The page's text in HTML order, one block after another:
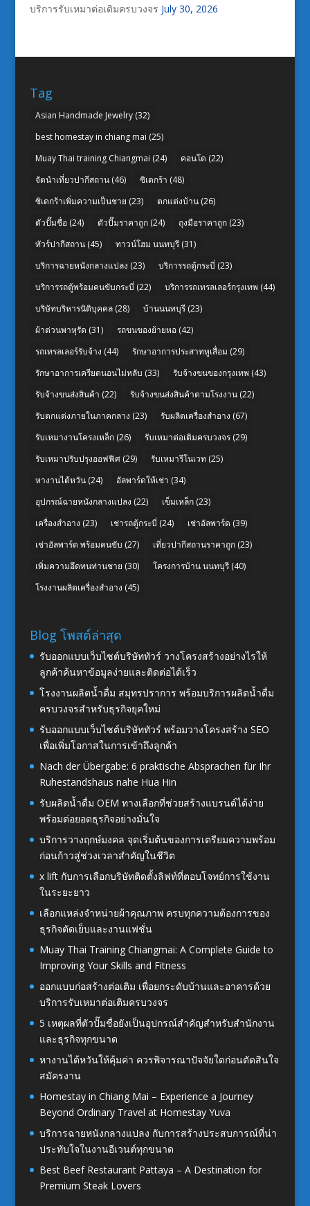
บริการรับเหมาต่อเติมครบวงจร July 30, 2026
Tag
Asian Handmade Jewelry(32)
best homestay in chiang mai (25)
Muay Thai training Chiangmai (24) คอนโด (22)
จัดนำเที่ยวปากีสถาน(46) ซิเดกร้า (48)
ซิเดกร้าเพิ่มความเป็นชาย (23) ตกแต่งบ้าน(26)
ตัวปั๊มชื่อ(24) ตัวปั๊มราคาถูก(24) ถุงมือราคาถูก(23)
ทัวร์ปากีสถาน(45) ทาวน์โฮม นนทบุรี(31)
บริการฉายหนังกลางแปลง (23) บริการรถตู้กระบี่ (23)
บริการรถตู้พร้อมคนขับกระบี่ (22) บริการรถเทรลเลอร์กรุงเทพ (44)
บริษัทบริหารนิติบุคคล(28) บ้านนนทบุรี(23)
ผ้าต่วนพาหุรัด (31) รถขนของย้ายหอ(42)
รถเทรลเลอร์รับจ้าง (44) รักษาอาการประสาทหูเสื่อม (29)
รักษาอาการเครียดนอนไม่หลับ (33) รับจ้างขนของกรุงเทพ (43)
รับจ้างขนส่งสินค้า (22) รับจ้างขนส่งสินค้าตามโรงงาน(22)
รับตกแต่งภายในภาคกลาง (23) รับผลิตเครื่องสำอาง (67)
รับเหมางานโครงเหล็ก(26) รับเหมาต่อเติมครบวงจร(29)
รับเหมาปรับปรุงออฟฟิศ(29) รับเหมารีโนเวท (25)
หางานไต้หวัน(24) อัลพาร์ดให้เช่า (34)
อุปกรณ์ฉายหนังกลางแปลง (22) เข็มเหล็ก(23)
เครื่องสำอาง (23) เช่ารถตู้กระบี่ (24) เช่าอัลพาร์ด (39)
เช่าอัลพาร์ด พร้อมคนขับ (27) เที่ยวปากีสถานราคาถูก(23)
เพิ่มความอึดทนท่านชาย (30) โครงการบ้าน นนทบุรี(40)
โรงงานผลิตเครื่องสำอาง (45)
Blog โพสต์ล่าสุด
รับออกแบบเว็บไซต์บริษัททัวร์ วางโครงสร้างอย่างไรให้
ลูกค้าค้นหาข้อมูลง่ายและติดต่อได้เร็ว
โรงงานผลิตน้ำดื่ม สมุทรปราการ พร้อมบริการผลิตน้ำดื่ม
ครบวงจรสำหรับธุรกิจยุคใหม่
รับออกแบบเว็บไซต์บริษัททัวร์ พร้อมวางโครงสร้าง SEO
เพื่อเพิ่มโอกาสในการเข้าถึงลูกค้า
Nach der Übergabe: 6 praktische Absprachen für Ihr
Ruhestandshaus nahe Hua Hin
รับผลิตน้ำดื่ม OEM ทางเลือกที่ช่วยสร้างแบรนด์ได้ง่าย
พร้อมต่อยอดธุรกิจอย่างมั่นใจ
บริการวางฤกษ์มงคล จุดเริ่มต้นของการเตรียมความพร้อม
ก่อนก้าวสู่ช่วงเวลาสำคัญในชีวิต
x lift กับการเลือกบริษัทติดตั้งลิฟท์ที่ตอบโจทย์การใช้งาน
ในระยะยาว
เลือกแหล่งจำหน่ายผ้าคุณภาพ ครบทุกความต้องการของ
ธุรกิจตัดเย็บและงานแฟชั่น
Muay Thai Training Chiangmai: A Complete Guide to
Improving Your Skills and Fitness
ออกแบบก่อสร้างต่อเติม เพื่อยกระดับบ้านและอาคารด้วย
บริการรับเหมาต่อเติมครบวงจร
5 เหตุผลที่ตัวปั๊มชื่อยังเป็นอุปกรณ์สำคัญสำหรับสำนักงาน
และธุรกิจทุกขนาด
หางานไต้หวันให้คุ้มค่า ควรพิจารณาปัจจัยใดก่อนตัดสินใจ
สมัครงาน
Homestay in Chiang Mai – Experience a Journey
Beyond Ordinary Travel at Homestay Yuva
บริการฉายหนังกลางแปลง กับการสร้างประสบการณ์ที่น่า
ประทับใจในงานอีเวนต์ทุกขนาด
Best Beef Restaurant Pattaya – A Destination for
Premium Steak Lovers